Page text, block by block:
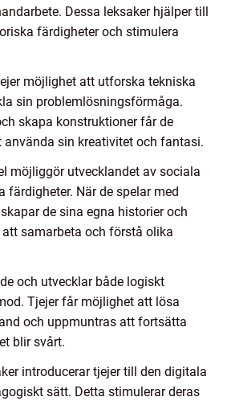
Dessa leksaker hjälper till
färdigheter och stimulera
möjlighet att utforska tekniska
sin problemlösningsförmåga.
skapa konstruktioner får de
sin kreativitet och fantasi.
möjliggör utvecklandet av sociala
färdigheter. När de spelar med
de sina egna historier och
samarbeta och förstå olika
och utvecklar både logiskt
Tjejer får möjlighet att lösa
och uppmuntras att fortsätta
blir svårt.
introducerar tjejer till den digitala
sätt. Detta stimulerar deras